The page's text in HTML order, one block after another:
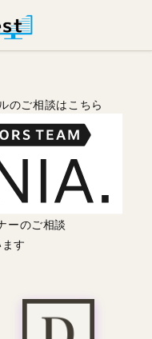
のご相談はこちら
ーのご相談
す